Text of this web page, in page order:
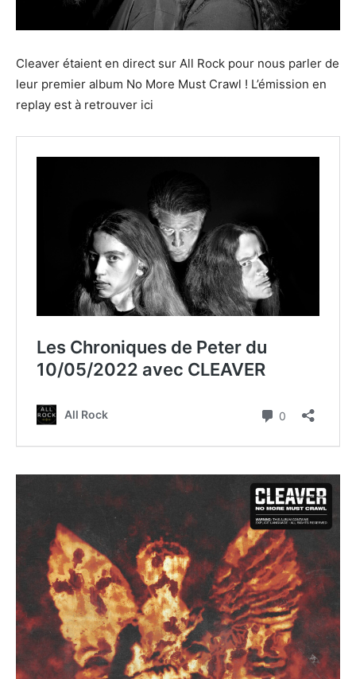
Cleaver étaient en direct sur All Rock pour nous parler de
leur premier album No More Must Crawl ! L’émission en
replay est à retrouver ici